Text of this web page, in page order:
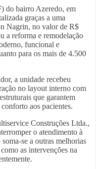
do bairro Azeredo, em
graças a uma
Nagrin, no valor de R$
a reforma e remodelação
funcional e
para os mais de 4.500
a unidade recebeu
no layout interno com
que garantem
aos pacientes.
Construções Ltda.,
o atendimento à
se a outras melhorias
as intervenções na